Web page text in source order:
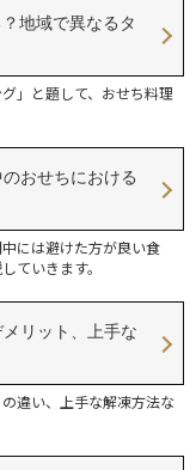
地域で異なるタ
」と題して、おせち料理
おせちにおける
には避けた方が良い食
ていきます。
リット、上手な
違い、上手な解凍方法な